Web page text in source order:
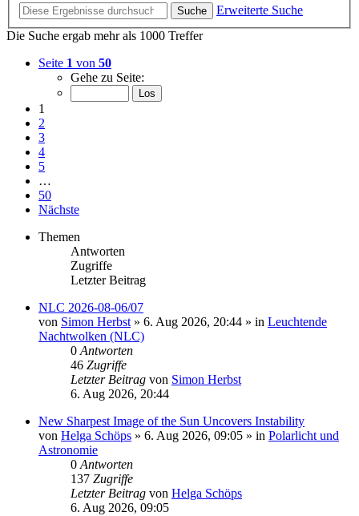
Suche
Erweiterte Suche
Die Suche ergab mehr als 1000 Treffer
Seite 1 von 50
Gehe zu Seite:
1
2
3
4
5
…
50
Nächste
Themen
Antworten
Zugriffe
Letzter Beitrag
NLC 2026-08-06/07
von Simon Herbst » 6. Aug 2026, 20:44 » in Leuchtende
Nachtwolken (NLC)
0 Antworten
46 Zugriffe
Letzter Beitrag von Simon Herbst
6. Aug 2026, 20:44
New Sharpest Image of the Sun Uncovers Instability
von Helga Schöps » 6. Aug 2026, 09:05 » in Polarlicht und
Astronomie
0 Antworten
137 Zugriffe
Letzter Beitrag von Helga Schöps
6. Aug 2026, 09:05